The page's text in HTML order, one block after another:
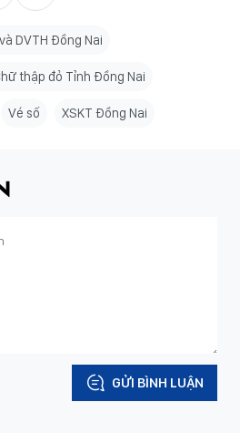
DVTH Đồng Nai
thập đỏ Tỉnh Đồng Nai
Vé số XSKT Đồng Nai
GỬI BÌNH LUẬN